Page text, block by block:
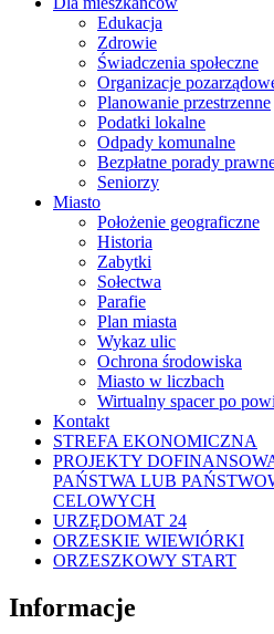
Edukacja
Zdrowie
Świadczenia społeczne
Organizacje
Planowanie przestrzenne
Podatki lokalne
Odpady komunalne
Bezpłatne porady
Seniorzy
Miasto
Położenie geograficzne
Historia
Zabytki
Sołectwa
Parafie
Plan miasta
Wykaz ulic
Ochrona środowiska
Miasto w liczbach
Wirtualny spacer po
Kontakt
STREFA EKONOMICZNA
PROJEKTY
PAŃSTWA LUB
CELOWYCH
URZĘDOMAT 24
ORZESKIE WIEWIÓRKI
ORZESZKOWY START
Informacje